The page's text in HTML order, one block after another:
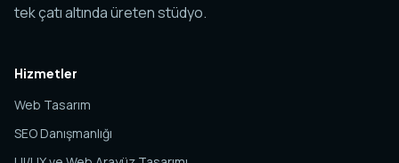
tek çatı altında üreten stüdyo.
Hizmetler
Web Tasarım
SEO Danışmanlığı